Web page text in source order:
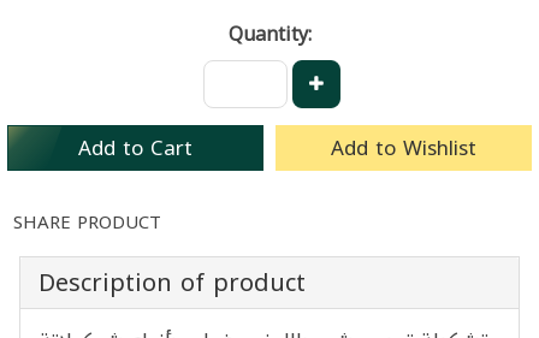
Quantity:
Add to Cart Add to Wishlist
SHARE PRODUCT
Description of product